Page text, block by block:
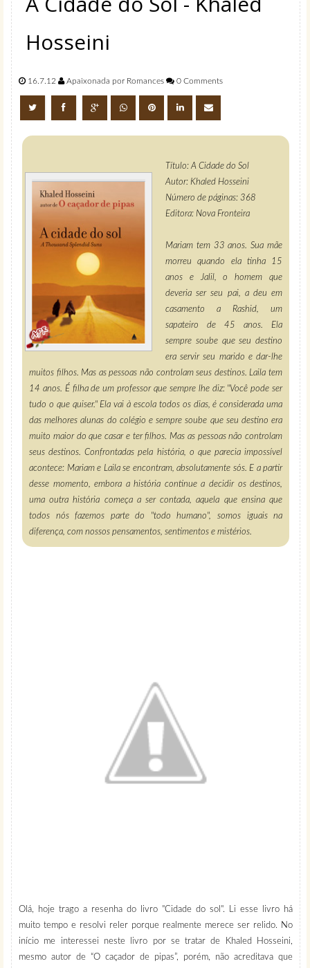
Hosseini
16.7.12 Apaixonada por Romances 0 Comments
Título: A Cidade do Sol
Autor: Khaled Hosseini
Número de páginas: 368
Editora: Nova Fronteira
Mariam tem 33 anos. Sua mãe
morreu quando ela tinha 15
anos e Jalil, o homem que
deveria ser seu pai, a deu em
casamento a Rashid, um
sapateiro de 45 anos. Ela
sempre soube que seu destino
era servir seu marido e dar-lhe
muitos filhos. Mas as pessoas não controlam seus destinos. Laila tem
14 anos. É filha de um professor que sempre lhe diz: "Você pode ser
tudo o que quiser." Ela vai à escola todos os dias, é considerada uma
das melhores alunas do colégio e sempre soube que seu destino era
muito maior do que casar e ter filhos. Mas as pessoas não controlam
seus destinos. Confrontadas pela história, o que parecia impossível
acontece: Mariam e Laila se encontram, absolutamente sós. E a partir
desse momento, embora a história continue a decidir os destinos,
uma outra história começa a ser contada, aquela que ensina que
todos nós fazemos parte do "todo humano", somos iguais na
diferença, com nossos pensamentos, sentimentos e mistérios.
Olá, hoje trago a resenha do livro "Cidade do sol". Li esse livro há
muito tempo e resolvi reler porque realmente merece ser relido. No
início me interessei neste livro por se tratar de Khaled Hosseini,
mesmo autor de “O caçador de pipas”, porém, não acreditava que